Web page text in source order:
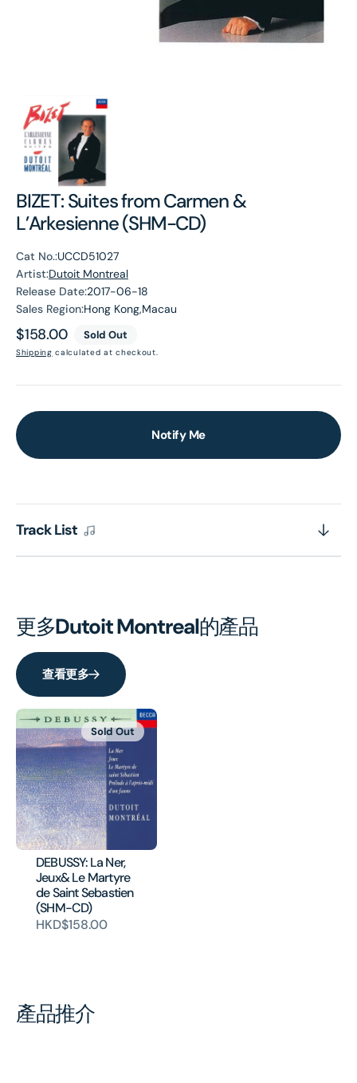
BIZET: Suites from Carmen &
L’Arkesienne (SHM-CD)
Cat No.:UCCD51027
Artist:Dutoit Montreal
Release Date:2017-06-18
Sales Region:Hong Kong,Macau
Regular
price
$158.00 Sold Out
Shipping calculated at checkout.
Notify Me
Track List
更多Dutoit Montreal的產品
查看更多
DEBUSSY: La Ner,
Jeux& Le Martyre
de Saint Sebastien
(SHM-CD)
HKD$158.00
Sold Out
產品推介